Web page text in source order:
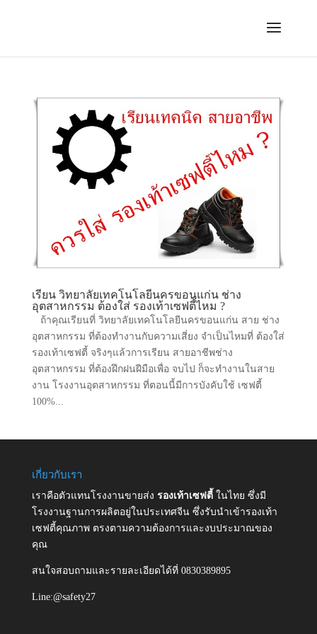
เรียน วิทยาลัยเทคโนโลยีนครขอนแก่น ช่าง
อุตสาหกรรม ต้องใส่ รองเท้าเซฟตี้ไหม ?
ถ้าคุณเรียนที่ วิทยาลัยเทคโนโลยีนครขอนแก่น สาย ช่าง
อุตสาหกรรม ที่ต้องทำงานกับความเสี่ยง จำเป็นไหมที่ ต้องใส่
รองเท้าเซฟตี้ จริงๆแล้วการเรียน สายอาชีพช่าง
อุตสาหกรรม ที่ต้องฝึกฝนฝีมือเพื่อ จบไป ก็จะทำงานในสาย
งาน โรงงานอุตสาหกรรม ที่ตอนนี้มีการบังคับใช้ เซฟตี้
100%...
เกี่ยวกับเรา
เราคือตัวแทนโรงงานขายส่ง รองเท้าเซฟตี้ ในไทย ซึ่งมี
โรงงานฐานการผลิตอยู่ในประเทศจีน ซึ่งรับนำเข้ารองเท้า
เซฟตี้คุณภาพ ตรงตามความต้องการและงบประมาณของ
คุณ
สนใจสอบถามและรายละเอียดได้ที่ 0830389895
Line:@safety27